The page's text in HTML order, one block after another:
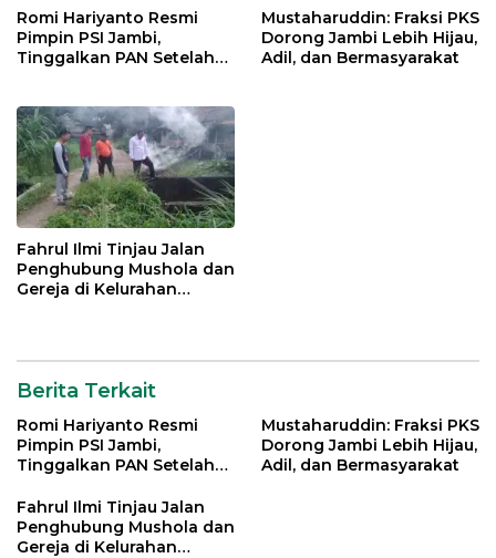
Romi Hariyanto Resmi
Pimpin PSI Jambi,
Tinggalkan PAN Setelah
Mustaharuddin: Fraksi PKS
Dorong Jambi Lebih Hijau,
Adil, dan Bermasyarakat
Fahrul Ilmi Tinjau Jalan
Penghubung Mushola dan
Gereja di Kelurahan
Berita Terkait
Romi Hariyanto Resmi
Pimpin PSI Jambi,
Tinggalkan PAN Setelah
Mustaharuddin: Fraksi PKS
Dorong Jambi Lebih Hijau,
Adil, dan Bermasyarakat
Fahrul Ilmi Tinjau Jalan
Penghubung Mushola dan
Gereja di Kelurahan